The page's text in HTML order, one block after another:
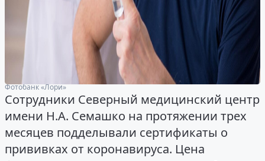
Фотобанк «Лори»
Сотрудники Северный медицинский центр
имени Н.А. Семашко на протяжении трех
месяцев подделывали сертификаты о
прививках от коронавируса. Цена